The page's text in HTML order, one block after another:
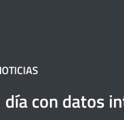
con datos